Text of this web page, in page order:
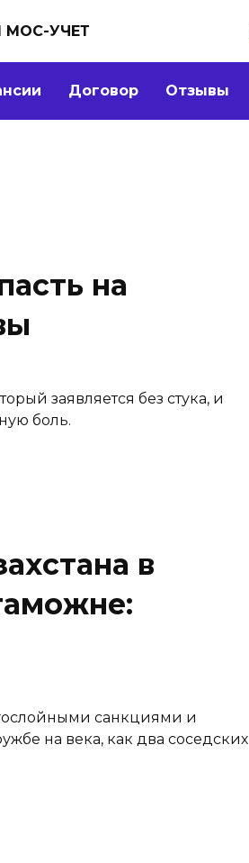
МОС-УЧЕТ
Договор Отзывы
на
заявляется без стука, и
боль.
в
санкциями и
на века, как два соседских